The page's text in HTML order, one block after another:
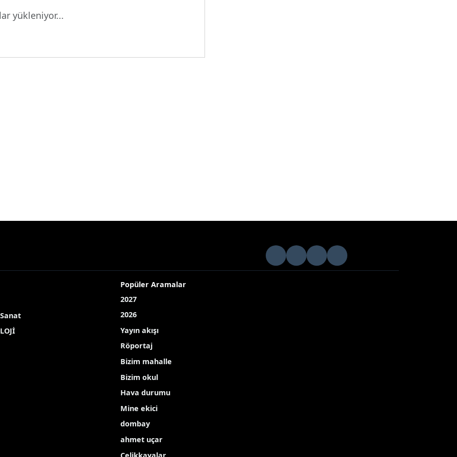
yükleniyor...
Popüler Aramalar
2027
2026
Yayın akışı
Röportaj
Bizim mahalle
Bizim okul
Hava durumu
Mine ekici
dombay
ahmet uçar
Çelikkayalar